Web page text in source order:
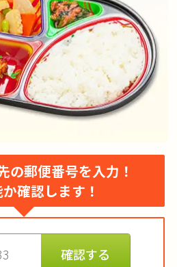
の郵便番号を入力！
確認します！